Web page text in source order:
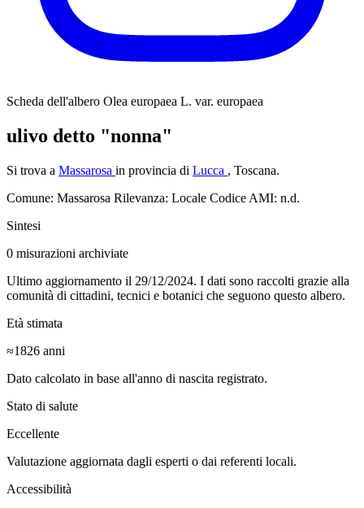
Scheda dell'albero Olea europaea L. var. europaea
ulivo detto "nonna"
Si trova a Massarosa in provincia di Lucca , Toscana.
Comune: Massarosa Rilevanza: Locale Codice AMI: n.d.
Sintesi
0 misurazioni archiviate
Ultimo aggiornamento il 29/12/2024. I dati sono raccolti grazie alla
comunità di cittadini, tecnici e botanici che seguono questo albero.
Età stimata
≈1826 anni
Dato calcolato in base all'anno di nascita registrato.
Stato di salute
Eccellente
Valutazione aggiornata dagli esperti o dai referenti locali.
Accessibilità